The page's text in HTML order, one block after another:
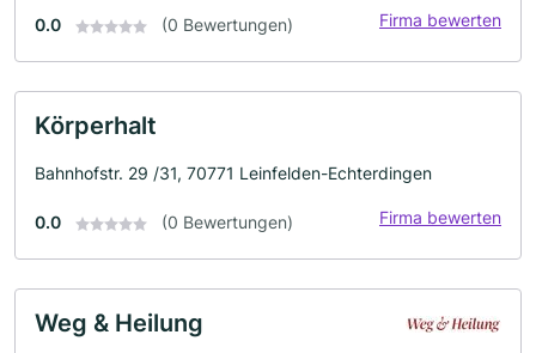
0.0 (0 Bewertungen) Firma bewerten
Körperhalt
Bahnhofstr. 29 /31, 70771 Leinfelden-Echterdingen
0.0 (0 Bewertungen) Firma bewerten
Weg & Heilung